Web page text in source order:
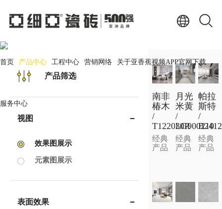
首页 产品中心 工程中心 营销网络 关于亚香蕉视频APP官网下载
服务中心
PRODUCT CENTER
产品筛选
视图
效果图展示
元素图展示
表面效果
南非
椿木
/
T122030R
经典
产品
月光
米黄
/
LG900210
经典
产品
帕拉
斯特
/
经典
产品